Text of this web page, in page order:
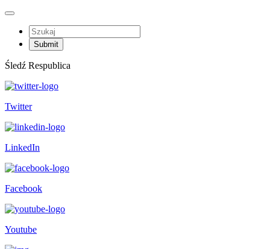
Śledź Respublica
Twitter
LinkedIn
Facebook
Youtube